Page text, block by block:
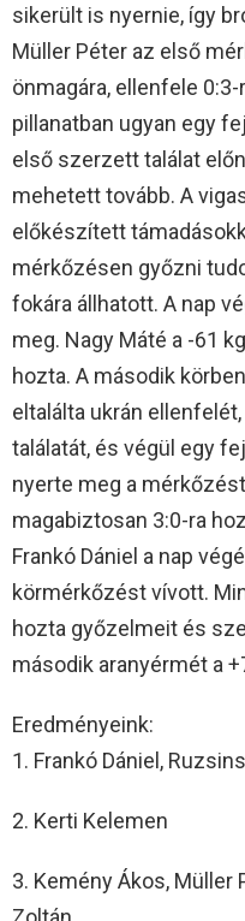
sikerült is nyernie, így
Müller Péter az első
önmagára, ellenfele
pillanatban ugyan egy
első szerzett találat
mehetett tovább. A
előkészített
mérkőzésen győzni
fokára állhatott. A nap
meg. Nagy Máté a -61
hozta. A második
eltalálta ukrán
találatát, és végül egy
nyerte meg a
magabiztosan 3:0-ra
Frankó Dániel a nap
körmérkőzést vívott.
hozta győzelmeit és
második aranyérmét a
Eredményeink:
1. Frankó Dániel,
2. Kerti Kelemen
3. Kemény Ákos, Müller